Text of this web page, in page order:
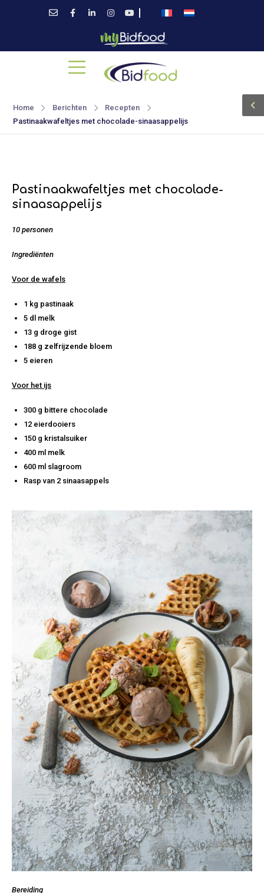
Home Berichten
Recepten
Pastinaakwafeltjes met chocolade-sinaasappelijs
Pastinaakwafeltjes met chocolade-
sinaasappelijs
10 personen
Ingrediënten
Voor de wafels
1 kg pastinaak
5 dl melk
13 g droge gist
188 g zelfrijzende bloem
5 eieren
Voor het ijs
300 g bittere chocolade
12 eierdooiers
150 g kristalsuiker
400 ml melk
600 ml slagroom
Rasp van 2 sinaasappels
Bereiding